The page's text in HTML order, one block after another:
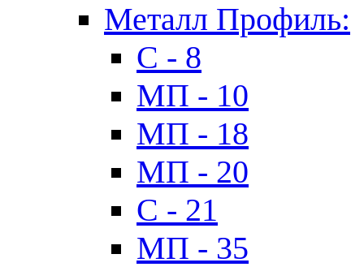
Металл Профиль:
C - 8
МП - 10
МП - 18
МП - 20
C - 21
МП - 35